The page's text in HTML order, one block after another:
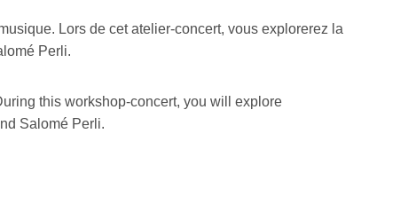
Lors de cet atelier-concert, vous explorerez la
Perli.
this workshop-concert, you will explore
Salomé Perli.